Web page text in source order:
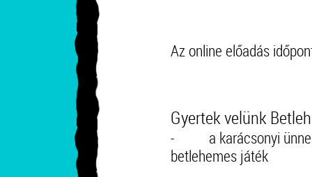
Az online előadás
Gyertek velünk
- a karácsonyi
betlehemes játék